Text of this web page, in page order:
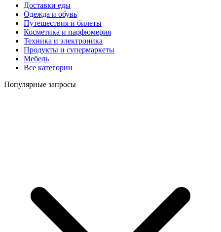
Доставки еды
Одежда и обувь
Путешествия и билеты
Косметика и парфюмерия
Техника и электроника
Продукты и супермаркеты
Мебель
Все категории
Популярные запросы